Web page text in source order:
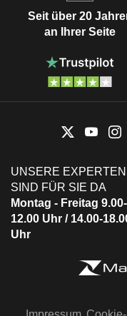
Seit über 20
an Ihrer Seite
UNSERE EXPERTEN
SIND FÜR SIE DA
Montag - Freitag 9.00-
12.00 Uhr / 14.00-
Uhr